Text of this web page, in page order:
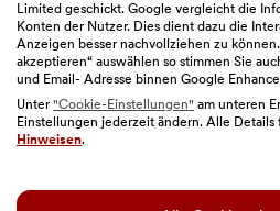
Sitemap
|
Cookie-
Limited geschickt. Google vergleicht die
Konten der Nutzer. Dies dient dazu die
Anzeigen besser nachvollziehen zu
akzeptieren“ auswählen so stimmen Sie
und Email- Adresse binnen Google
Unter"Cookie-Einstellungen" am unteren
Einstellungen jederzeit ändern. Alle Details
Hinweisen.